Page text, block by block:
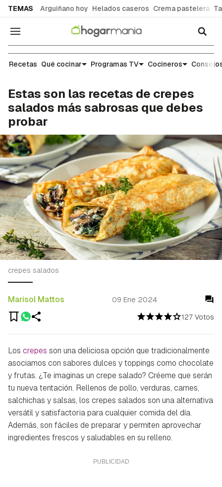
TEMAS Arguiñano hoy Helados caseros Crema pastelera
Navegación
Recetas
Recetas Qué cocinar Programas TV Cocineros
Estas son las recetas de crepes
salados más sabrosas que debes
probar
127 Votos
Marisol Mattos 09 Ene 2024
crepes salados
Los crepes son una deliciosa opción que tradicionalmente
asociamos con sabores dulces ytoppings como chocolate
y frutas. ¿Te imaginas un crepe salado? Créeme que serán
tu nueva tentación. Rellenos de pollo, verduras, carnes,
salchichas y salsas, los crepes salados son una alternativa
versátil y satisfactoria para cualquier comida del día.
Además, son fáciles de preparar y permiten aprovechar
ingredientes frescos y saludables en su relleno.